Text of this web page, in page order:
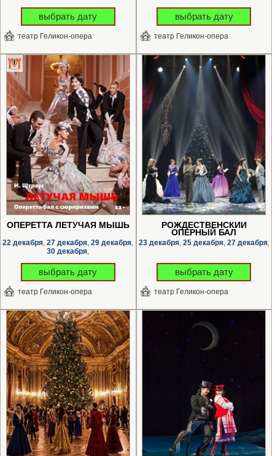
выбрать дату
театр Геликон-опера
выбрать дату
театр Геликон-опера
ОПЕРЕТТА ЛЕТУЧАЯ МЫШЬ
22 декабря 27 декабря 29 декабря
30 декабря
выбрать дату
театр Геликон-опера
РОЖДЕСТВЕНСКИЙ
ОПЕРНЫЙ БАЛ
23 декабря, 25 декабря, 27 декабря,
выбрать дату
театр Геликон-опера